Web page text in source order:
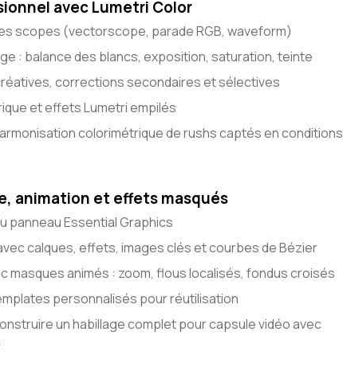
avec Lumetri Color
scopes (vectorscope, parade RGB, waveform)
: balance des blancs, exposition, saturation, teinte
corrections secondaires et sélectives
et effets Lumetri empilés
colorimétrique de rushs captés en conditions
animation et effets masqués
panneau Essential Graphics
calques, effets, images clés et courbes de Bézier
masques animés : zoom, flous localisés, fondus croisés
personnalisés pour réutilisation
un habillage complet pour capsule vidéo avec